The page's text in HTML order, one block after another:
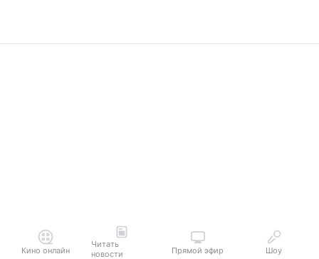
Кино онлайн
Читать
новости
Прямой эфир Шоу